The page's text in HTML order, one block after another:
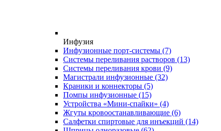
Инфузия
Инфузионные порт-системы (7)
Системы переливания растворов (13)
Системы переливания крови (9)
Магистрали инфузионные (32)
Краники и коннекторы (5)
Помпы инфузионные (15)
Устройства «Мини-спайки» (4)
Жгуты кровоостанавливающие (6)
Салфетки спиртовые для инъекций (14)